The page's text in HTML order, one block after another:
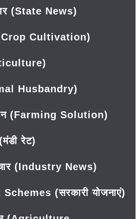
(State News)
Cultivation)
Husbandry)
(Farming Solution)
रेट)
(Industry News)
(सरकारी योजनाएं)